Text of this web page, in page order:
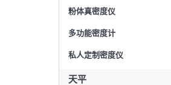
粉体真密度仪
多功能密度计
私人定制密度仪
天平